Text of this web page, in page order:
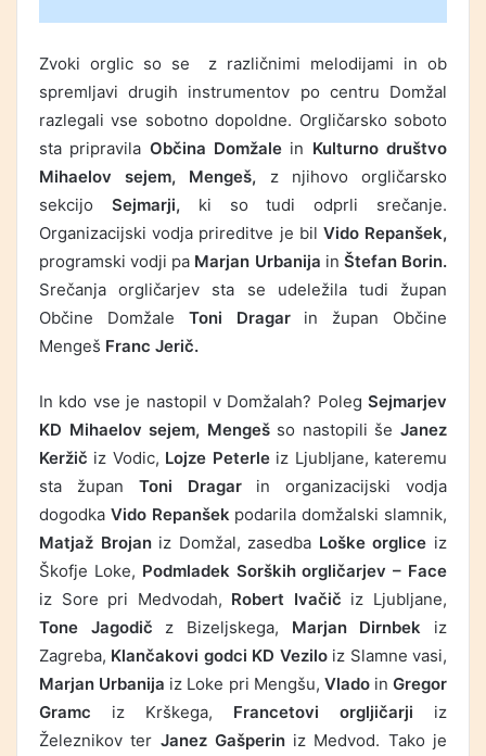
Zvoki orglic so se z različnimi melodijami in ob
spremljavi drugih instrumentov po centru Domžal
razlegali vse sobotno dopoldne. Orgličarsko soboto
sta pripravila Občina Domžale in Kulturno društvo
Mihaelov sejem, Mengeš, z njihovo orgličarsko
sekcijo Sejmarji, ki so tudi odprli srečanje.
Organizacijski vodja prireditve je bil Vido Repanšek,
programski vodji pa Marjan Urbanija in Štefan Borin.
Srečanja orgličarjev sta se udeležila tudi župan
Občine Domžale Toni Dragarin župan Občine
Mengeš Franc Jerič.
In kdo vse je nastopil v Domžalah? Poleg Sejmarjev
KD Mihaelov sejem, Mengešso nastopili šeJanez
Keržič iz Vodic, Lojze Peterleiz Ljubljane, kateremu
sta župan Toni Dragarin organizacijski vodja
dogodka Vido Repanšekpodarila domžalski slamnik,
Matjaž Brojaniz Domžal, zasedba Loške orglice iz
Škofje Loke, Podmladek Sorških orgličarjev – Face
iz Sore pri Medvodah, Robert Ivačič iz Ljubljane,
Tone Jagodič z Bizeljskega, Marjan Dirnbek iz
Zagreba, Klančakovi godci KD Veziloiz Slamne vasi,
Marjan Urbanija iz Loke pri Mengšu, Vlado in Gregor
Gramc iz Krškega, Francetovi orgljičarji iz
Železnikov ter Janez Gašperiniz Medvod. Tako je